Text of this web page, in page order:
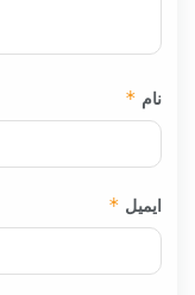
نام *
ایمیل *